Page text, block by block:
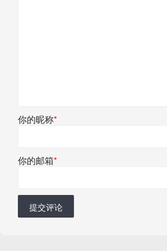
你的昵称*
你的邮箱*
提交评论